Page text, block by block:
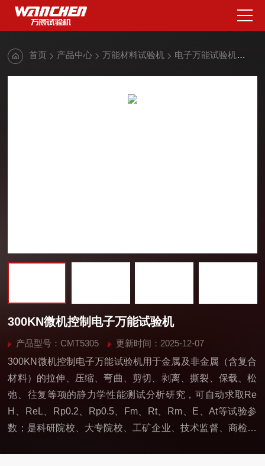
首页 产品中心 万能材料试验机 电子万能试验机
300KN微机控制电子万能试验机
产品型号：CMT5305
更新时间：2025-12-07
300KN微机控制电子万能试验机用于金属及非金属（含复合
材料）的拉伸、压缩、弯曲、剪切、剥离、撕裂、保载、松
弛、往复等项的静力学性能测试分析研究，可自动求取Re
H、ReL、Rp0.2、Rp0.5、Fm、Rt、Rm、E、At等试验参
数；是科研院校、大专院校、工矿企业、技术监督、商检仲